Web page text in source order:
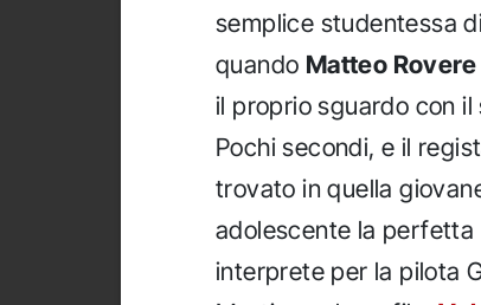
semplice studentessa
quando Matteo Rovere
il proprio sguardo con il
Pochi secondi, e il
trovato in quella
adolescente la perfetta
interprete per la pilota